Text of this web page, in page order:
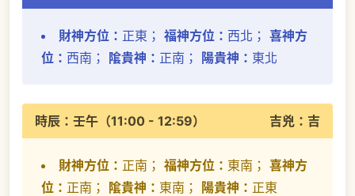
財神方位： 正東； 福神方位： 西北； 喜神方
位： 西南； 隂貴神： 正南； 陽貴神： 東北
時辰：壬午（11:00 - 12:59） 吉兇：吉
財神方位： 正南； 福神方位： 東南； 喜神方
位： 正南； 隂貴神： 東南； 陽貴神： 正東